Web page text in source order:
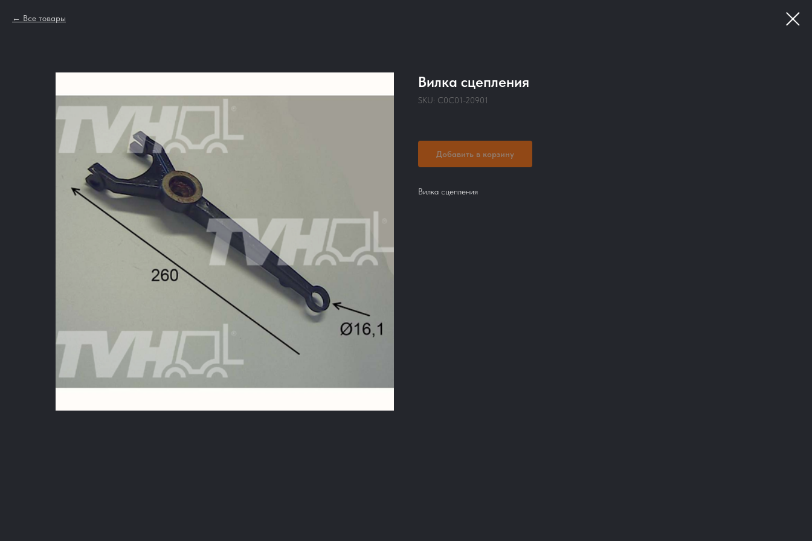
Все товары
Вилка сцепления
SKU: C0C01-20901
Добавить в корзину
Вилка сцепления